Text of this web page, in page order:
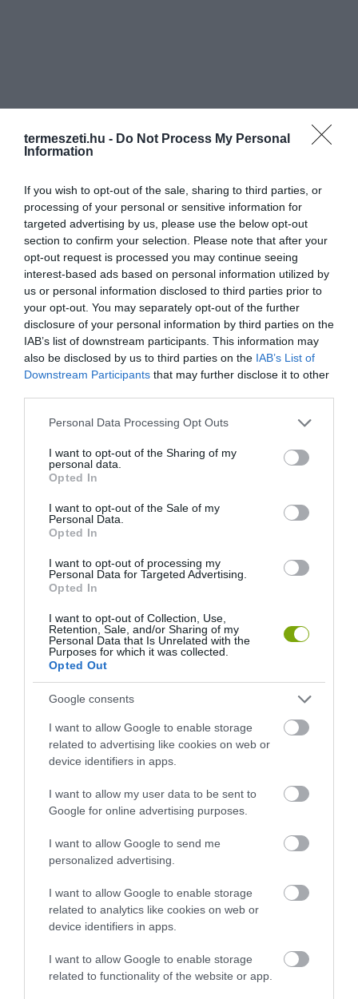
termeszeti.hu - Do Not Process My Personal
Information
If you wish to opt-out of the sale, sharing to third parties, or
processing of your personal or sensitive information for
targeted advertising by us, please use the below opt-out
section to confirm your selection. Please note that after your
opt-out request is processed you may continue seeing
interest-based ads based on personal information utilized by
us or personal information disclosed to third parties prior to
your opt-out. You may separately opt-out of the further
disclosure of your personal information by third parties on the
IAB’s list of downstream participants. This information may
also be disclosed by us to third parties on the IAB’s List of
Downstream Participants that may further disclose it to other
Please note that this website/app uses one or more Google
not limited to your visit or usage behaviour. You may click to
grant or deny consent to Google and its third-party tags to
use your data for below specified purposes in below Google
consent section.
Personal Data Processing Opt Outs
I want to opt-out of the Sharing of my
personal data.
Opted In
I want to opt-out of the Sale of my
Personal Data.
Opted In
I want to opt-out of processing my
Personal Data for Targeted Advertising.
Opted In
I want to opt-out of Collection, Use,
Retention, Sale, and/or Sharing of my
Personal Data that Is Unrelated with the
Purposes for which it was collected.
Opted Out
Google consents
I want to allow Google to enable storage
related to advertising like cookies on web or
device identifiers in apps.
I want to allow my user data to be sent to
Google for online advertising purposes.
I want to allow Google to send me
personalized advertising.
I want to allow Google to enable storage
related to analytics like cookies on web or
device identifiers in apps.
I want to allow Google to enable storage
related to functionality of the website or app.
EGY BOGÁR SEGÍTHET A PARLAGFŰ ELLEN VÉDEKEZNI, AKI
HASONLÓ ÉRDEKESSÉGEK
TEXTILJEI ÚJRA ÖSSZEÁLLTAK:
A RUHA, AMELY TÚLÉLTE A
2026-06-29
POMPEJIBEN: LEHET, HOGY
2026-06-23